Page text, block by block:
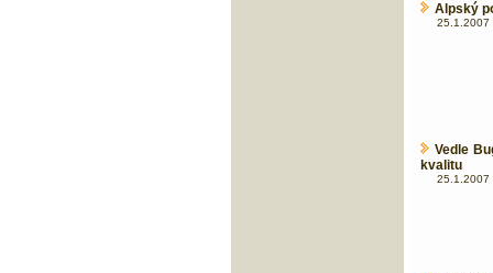
Alpský
25.1.2007
Vedle
kvalitu
25.1.2007